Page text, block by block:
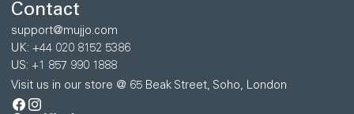
Contact
support@mujjo.com
UK: +44 020 8152 5386
US: +1 857 990 1888
Visit us in our store @ 65 Beak Street, Soho, London
Facebook